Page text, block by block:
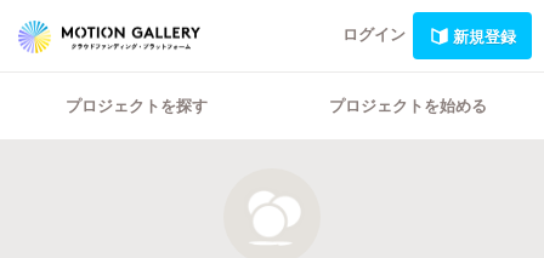
ログイン 新規登録
プロジェクトを探す プロジェクトを始める